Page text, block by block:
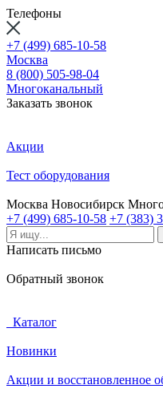
Телефоны
+7 (499) 685-10-58
Москва
8 (800) 505-98-04
Многоканальный
Заказать звонок
Акции
Тест оборудования
Москва Новосибирск
+7 (499) 685-10-58 +7 (383)
Написать письмо
Обратный звонок
Каталог
Новинки
Акции и восстановленное